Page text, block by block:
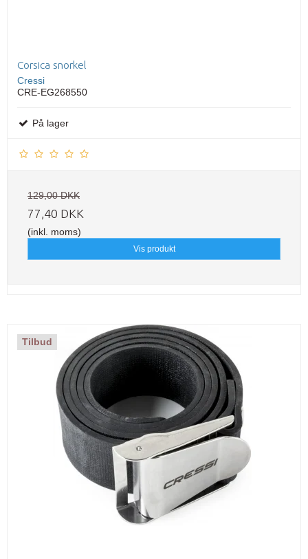
Corsica snorkel
Cressi
CRE-EG268550
På lager
129,00 DKK
77,40 DKK
(inkl. moms)
Vis produkt
Tilbud